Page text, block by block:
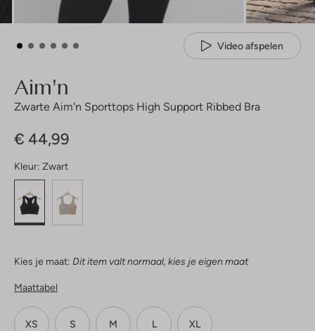
Video afspelen
Aim'n
Zwarte Aim'n Sporttops High Support Ribbed Bra
€ 44,99
Kleur: Zwart
Kies je maat: Dit item valt normaal, kies je eigen maat
Maattabel
XS S M L XL